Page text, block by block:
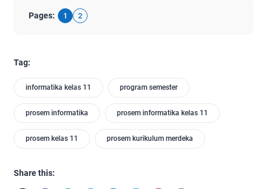
Pages: 1 2
Tag:
informatika kelas 11 program semester
prosem informatika prosem informatika kelas 11
prosem kelas 11 prosem kurikulum merdeka
Share this: